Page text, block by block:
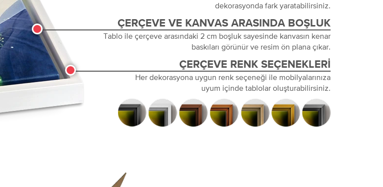
dekorasyonda fark yaratabilirsiniz.
ÇERÇEVE VE KANVAS ARASINDA BOŞLUK
Tablo ile çerçeve arasındaki 2 cm boşluk sayesinde kanvasın kenar
baskıları görünür ve resim ön plana çıkar.
ÇERÇEVE RENK SEÇENEKLERI
Her dekorasyona uygun renk seçeneği ile mobilyalarınıza
uyum içinde tablolar oluşturabilirsiniz.